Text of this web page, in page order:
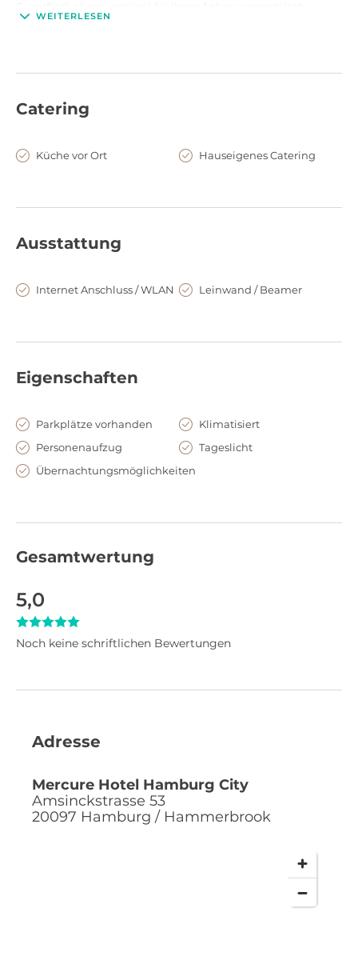
Lage und Anfahrt
Dank der zentralen und verkehrsgünstigen Lage lässt sich
das Mercure Hotel Hamburg City wunderbar mit dem PKW
WEITERLESEN
Catering
Küche vor Ort Hauseigenes Catering
Ausstattung
Internet Anschluss / WLAN Leinwand / Beamer
Eigenschaften
Parkplätze vorhanden
Klimatisiert
Personenaufzug
Tageslicht
Übernachtungsmöglichkeiten
Gesamtwertung
5,0
Noch keine schriftlichen Bewertungen
Adresse
Mercure Hotel Hamburg City
Amsinckstrasse 53
20097 Hamburg / Hammerbrook